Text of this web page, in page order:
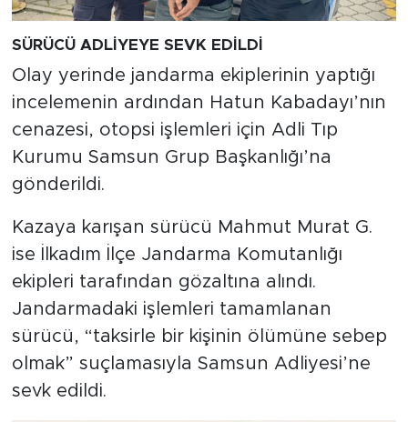
SÜRÜCÜ ADLİYEYE SEVK EDİLDİ
Olay yerinde jandarma ekiplerinin yaptığı
incelemenin ardından Hatun Kabadayı’nın
cenazesi, otopsi işlemleri için Adli Tıp
Kurumu Samsun Grup Başkanlığı’na
gönderildi.
Kazaya karışan sürücü Mahmut Murat G.
ise İlkadım İlçe Jandarma Komutanlığı
ekipleri tarafından gözaltına alındı.
Jandarmadaki işlemleri tamamlanan
sürücü, “taksirle bir kişinin ölümüne sebep
olmak” suçlamasıyla Samsun Adliyesi’ne
sevk edildi.